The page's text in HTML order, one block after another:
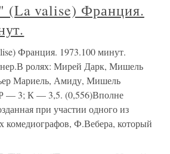
valise) Франция.
Франция. 1973.100 минут.
ролях: Мирей Дарк, Мишель
Мариель, Амиду, Мишель
— 3; К — 3,5. (0,556)Вполне
при участии одного из
комедиографов, Ф.Вебера, который